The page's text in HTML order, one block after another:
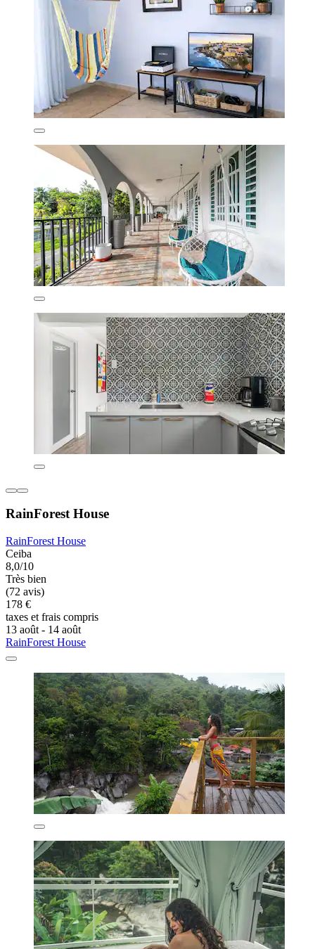
RainForest House
RainForest House
Ceiba
8,0/10
Très bien
(72 avis)
178 €
taxes et frais compris
13 août - 14 août
RainForest House